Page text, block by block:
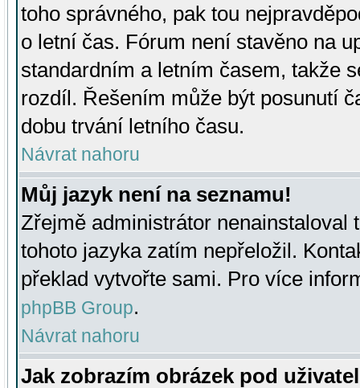
toho správného, pak tou
o letní čas. Fórum není stavěno na
standardním a letním časem, takže
rozdíl. Řešením může být posunutí
dobu trvání letního času.
Návrat nahoru
Můj jazyk není na seznamu!
Zřejmě administrátor nenainstaloval
tohoto jazyka zatím nepřeložil.
překlad vytvořte sami. Pro více
phpBB Group.
Návrat nahoru
Jak zobrazím obrázek pod